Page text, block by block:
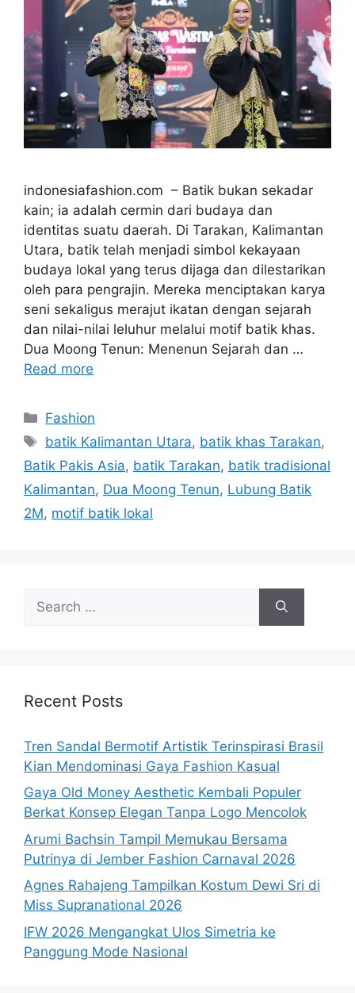
indonesiafashion.com – Batik bukan sekadar
kain; ia adalah cermin dari budaya dan
identitas suatu daerah. Di Tarakan, Kalimantan
Utara, batik telah menjadi simbol kekayaan
budaya lokal yang terus dijaga dan dilestarikan
oleh para pengrajin. Mereka menciptakan karya
seni sekaligus merajut ikatan dengan sejarah
dan nilai-nilai leluhur melalui motif batik khas.
Dua Moong Tenun: Menenun Sejarah dan …
Read more
Categories
Fashion
Tags
batik Kalimantan Utara, batik khas Tarakan,
Batik Pakis Asia, batik Tarakan, batik tradisional
Kalimantan, Dua Moong Tenun, Lubung Batik
2M, motif batik lokal
for:
Recent Posts
Tren Sandal Bermotif Artistik Terinspirasi Brasil
Kian Mendominasi Gaya Fashion Kasual
Gaya Old Money Aesthetic Kembali Populer
Berkat Konsep Elegan Tanpa Logo Mencolok
Arumi Bachsin Tampil Memukau Bersama
Putrinya di Jember Fashion Carnaval 2026
Agnes Rahajeng Tampilkan Kostum Dewi Sri di
Miss Supranational 2026
IFW 2026 Mengangkat Ulos Simetria ke
Panggung Mode Nasional